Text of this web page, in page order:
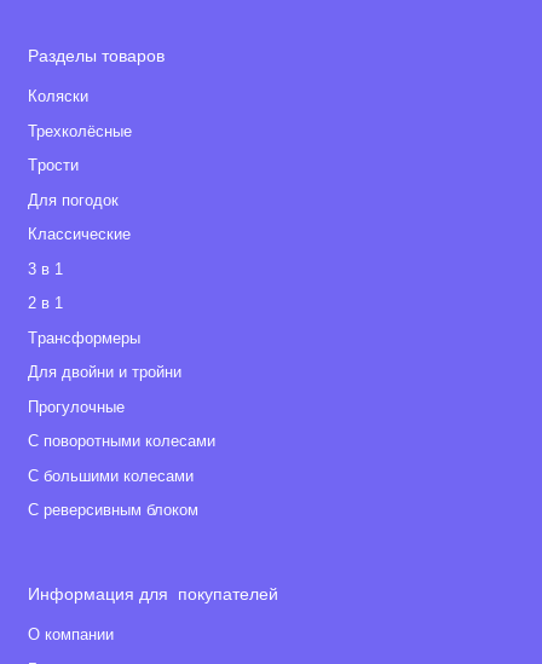
Разделы товаров
Коляски
Трехколёсные
Tрости
Для погодок
Классические
3 в 1
2 в 1
Tрансформеры
Для двойни и тройни
Прогулочные
С поворотными колесами
С большими колесами
С реверсивным блоком
Информация для покупателей
О компании